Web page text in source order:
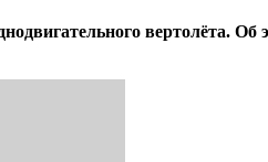
вертолёта. Об